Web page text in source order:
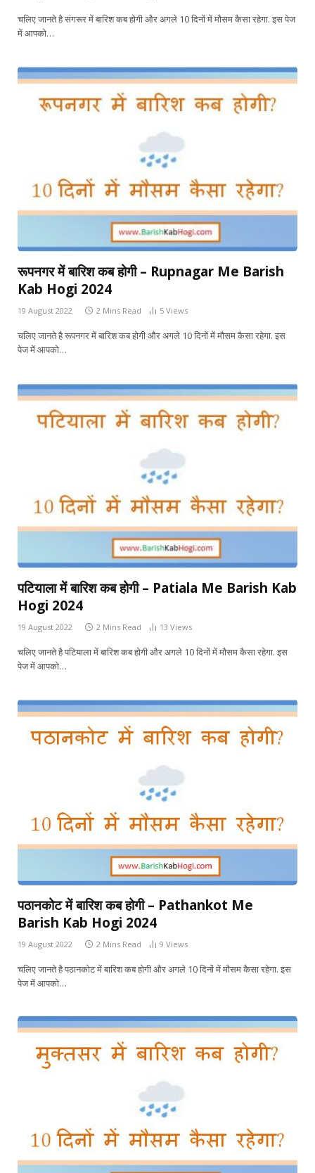
चलिए जानते है संगरूर में बारिश कब होगी और अगले 10 दिनों में मौसम कैसा रहेगा. इस पेज
में आपको…
रूपनगर में बारिश कब होगी – Rupnagar Me Barish
Kab Hogi 2024
19 August 2022 2 Mins Read 5 Views
चलिए जानते है रूपनगर में बारिश कब होगी और अगले 10 दिनों में मौसम कैसा रहेगा. इस
पेज में आपको…
पटियाला में बारिश कब होगी – Patiala Me Barish Kab
Hogi 2024
19 August 2022 2 Mins Read 13 Views
चलिए जानते है पटियाला में बारिश कब होगी और अगले 10 दिनों में मौसम कैसा रहेगा. इस
पेज में आपको…
पठानकोट में बारिश कब होगी – Pathankot Me
Barish Kab Hogi 2024
19 August 2022 2 Mins Read 9 Views
चलिए जानते है पठानकोट में बारिश कब होगी और अगले 10 दिनों में मौसम कैसा रहेगा. इस
पेज में आपको…